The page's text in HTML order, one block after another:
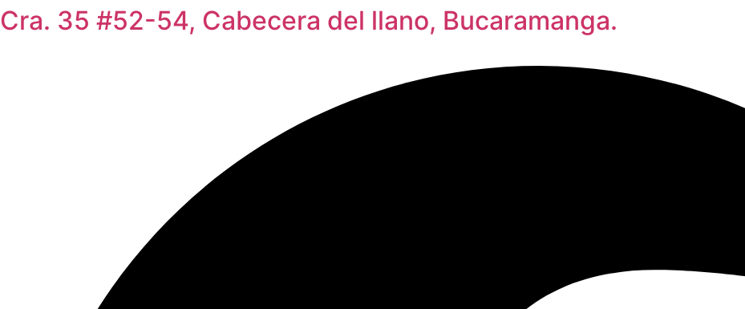
Cra. 35 #52-54, Cabecera del llano, Bucaramanga.